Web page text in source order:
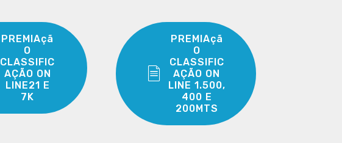
PREMIAçã
O
CLASSIFIC
AÇÃO ON
LINE21 E
7K
PREMIAçã
O
CLASSIFIC
AÇÃO ON
LINE 1.500,
400 E
200MTS